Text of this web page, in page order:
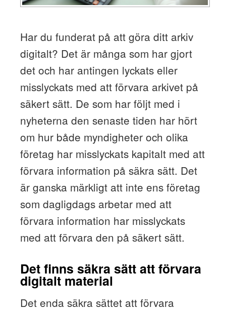
Har du funderat på att göra ditt arkiv
digitalt? Det är många som har gjort
det och har antingen lyckats eller
misslyckats med att förvara arkivet på
säkert sätt. De som har följt med i
nyheterna den senaste tiden har hört
om hur både myndigheter och olika
företag har misslyckats kapitalt med att
förvara information på säkra sätt. Det
är ganska märkligt att inte ens företag
som dagligdags arbetar med att
förvara information har misslyckats
med att förvara den på säkert sätt.
Det finns säkra sätt att förvara
digitalt material
Det enda säkra sättet att förvara